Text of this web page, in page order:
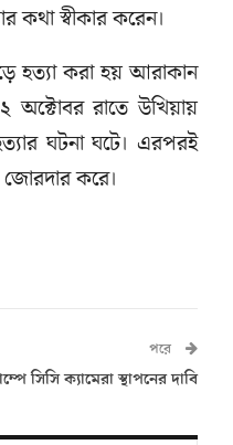
কথা স্বীকার করেন।
হত্যা করা হয় আরাকান
অক্টোবর রাতে উখিয়ায়
ঘটনা ঘটে। এরপরই
জোরদার করে।
পরে
সিসি ক্যামেরা স্থাপনের দাবি